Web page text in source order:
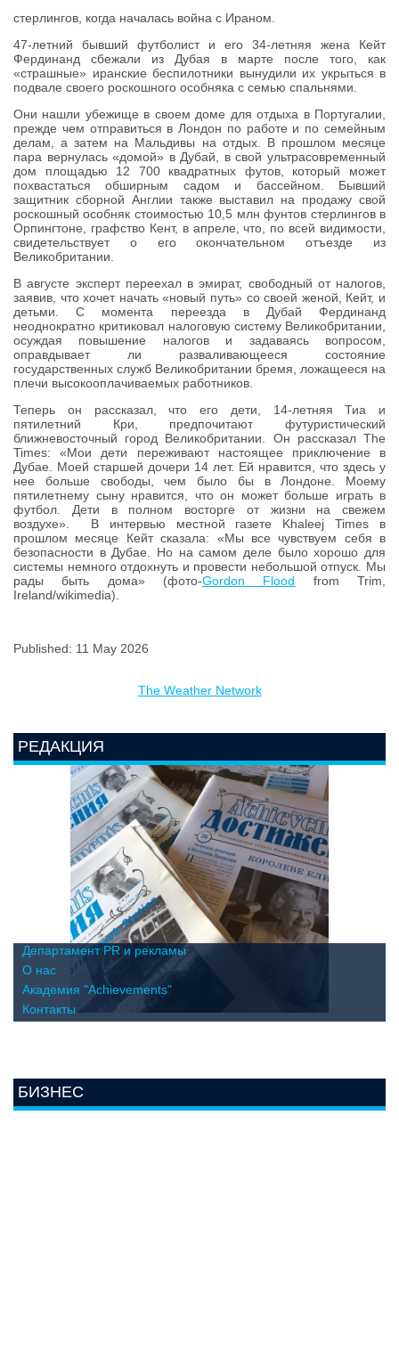
стерлингов, когда началась война с Ираном.
47-летний бывший футболист и его 34-летняя жена Кейт
Фердинанд сбежали из Дубая в марте после того, как
«страшные» иранские беспилотники вынудили их укрыться в
подвале своего роскошного особняка с семью спальнями.
Они нашли убежище в своем доме для отдыха в Португалии,
прежде чем отправиться в Лондон по работе и по семейным
делам, а затем на Мальдивы на отдых. В прошлом месяце
пара вернулась «домой» в Дубай, в свой ультрасовременный
дом площадью 12 700 квадратных футов, который может
похвастаться обширным садом и бассейном. Бывший
защитник сборной Англии также выставил на продажу свой
роскошный особняк стоимостью 10,5 млн фунтов стерлингов в
Орпингтоне, графство Кент, в апреле, что, по всей видимости,
свидетельствует о его окончательном отъезде из
Великобритании.
В августе эксперт переехал в эмират, свободный от налогов,
заявив, что хочет начать «новый путь» со своей женой, Кейт, и
детьми. С момента переезда в Дубай Фердинанд
неоднократно критиковал налоговую систему Великобритании,
осуждая повышение налогов и задаваясь вопросом,
оправдывает ли разваливающееся состояние
государственных служб Великобритании бремя, ложащееся на
плечи высокооплачиваемых работников.
Теперь он рассказал, что его дети, 14-летняя Тиа и
пятилетний Кри, предпочитают футуристический
ближневосточный город Великобритании. Он рассказал The
Times: «Мои дети переживают настоящее приключение в
Дубае. Моей старшей дочери 14 лет. Ей нравится, что здесь у
нее больше свободы, чем было бы в Лондоне. Моему
пятилетнему сыну нравится, что он может больше играть в
футбол. Дети в полном восторге от жизни на свежем
воздухе». В интервью местной газете Khaleej Times в
прошлом месяце Кейт сказала: «Мы все чувствуем себя в
безопасности в Дубае. Но на самом деле было хорошо для
системы немного отдохнуть и провести небольшой отпуск. Мы
рады быть дома» (фото-Gordon Flood from Trim,
Ireland/wikimedia).
Published: 11 May 2026
The Weather Network
РЕДАКЦИЯ
Департамент PR и рекламы
О нас
Академия "Achievements"
Контакты
БИЗНЕС